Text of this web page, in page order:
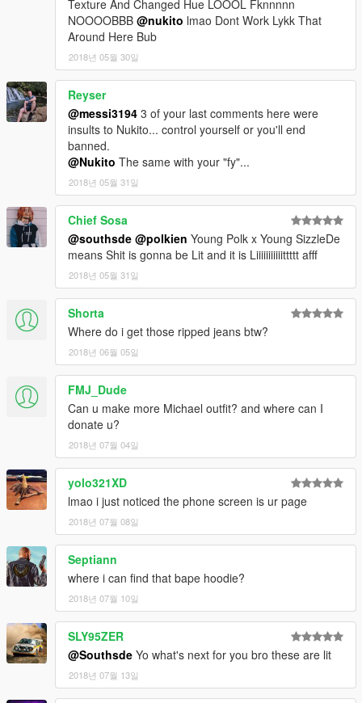
Texture And Changed Hue LOOOL Fknnnnn
NOOOOBBB @nukito lmao Dont Work Lykk That
Around Here Bub
2018년 05월 30일
Reyser
@messi3194 3 of your last comments here were
insults to Nukito... control yourself or you'll end
banned.
@Nukito The same with your "fy"...
2018년 05월 31일
Chief Sosa
@southsde @polkien Young Polk x Young SizzleDe
means Shit is gonna be Lit and it is Liiiiiiiiiiittttt afff
2018년 05월 31일
Shorta
Where do i get those ripped jeans btw?
2018년 06월 05일
FMJ_Dude
Can u make more Michael outfit? and where can I
donate u?
2018년 07월 04일
yolo321XD
lmao i just noticed the phone screen is ur page
2018년 07월 08일
Septiann
where i can find that bape hoodie?
2018년 07월 10일
SLY95ZER
@Southsde Yo what's next for you bro these are lit
2018년 07월 13일